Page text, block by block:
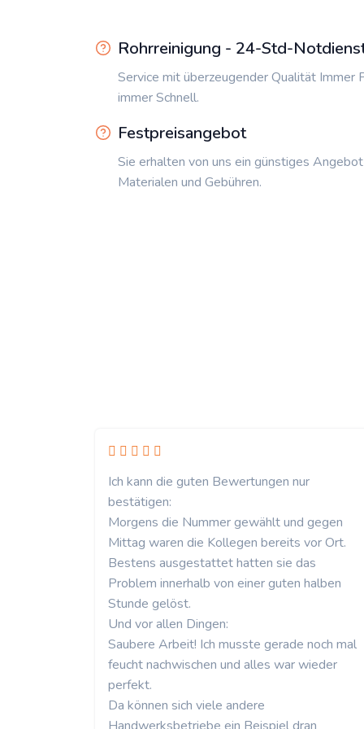
Rohrreinigung - 24-Std-
Service mit überzeugender Qualität Immer
immer Schnell.
Festpreisangebot
Sie erhalten von uns ein günstiges
Materialen und Gebühren.
Ich kann die guten Bewertungen nur
bestätigen:
Morgens die Nummer gewählt und gegen
Mittag waren die Kollegen bereits vor Ort.
Bestens ausgestattet hatten sie das
Problem innerhalb von einer guten halben
Stunde gelöst.
Und vor allen Dingen:
Saubere Arbeit! Ich musste gerade noch mal
feucht nachwischen und alles war wieder
perfekt.
Da können sich viele andere